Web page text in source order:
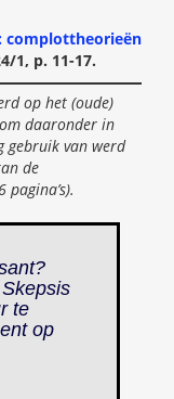
complottheorieën
1, p. 11-17.
op het (oude)
daaronder in
gebruik van werd
de
pagina’s).
te
op